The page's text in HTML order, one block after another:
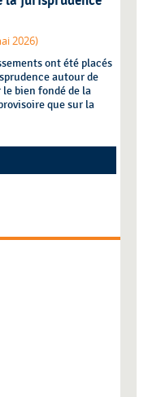
2026)
ont été placés
autour de
bien fondé de la
que sur la